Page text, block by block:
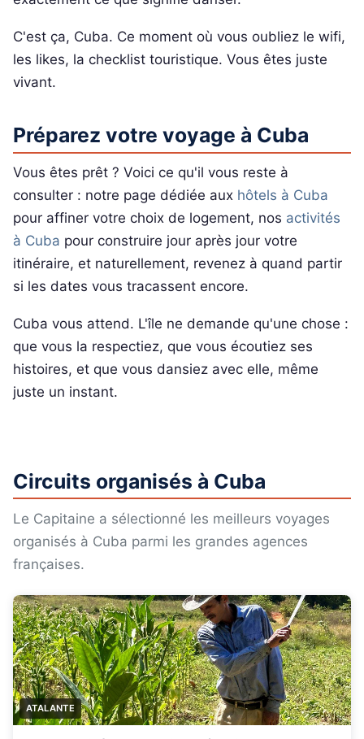
C'est ça, Cuba. Ce moment où vous oubliez le wifi,
les likes, la checklist touristique. Vous êtes juste
vivant.
Préparez votre voyage à Cuba
Vous êtes prêt ? Voici ce qu'il vous reste à
consulter : notre page dédiée aux hôtels à Cuba
pour affiner votre choix de logement, nos activités
à Cuba pour construire jour après jour votre
itinéraire, et naturellement, revenez à quand partir
si les dates vous tracassent encore.
Cuba vous attend. L'île ne demande qu'une chose :
que vous la respectiez, que vous écoutiez ses
histoires, et que vous dansiez avec elle, même
juste un instant.
Circuits organisés à Cuba
Le Capitaine a sélectionné les meilleurs voyages
organisés à Cuba parmi les grandes agences
françaises.
ATALANTE